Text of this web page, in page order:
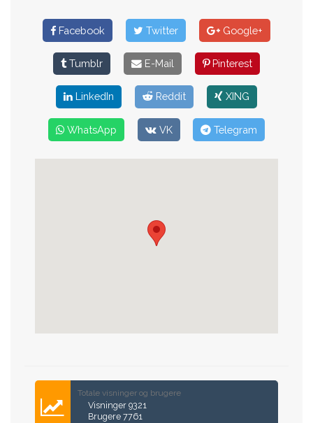
Facebook Twitter Google+
Tumblr E-Mail Pinterest
LinkedIn Reddit XING
WhatsApp VK Telegram
Totale visninger og brugere
Visninger 9321
Brugere 7761